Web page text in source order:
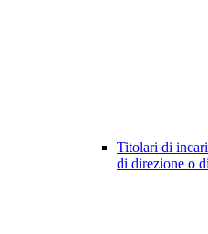
Titolari di
di direzione o